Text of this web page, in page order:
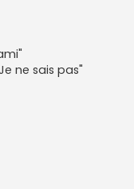
ne sais pas"